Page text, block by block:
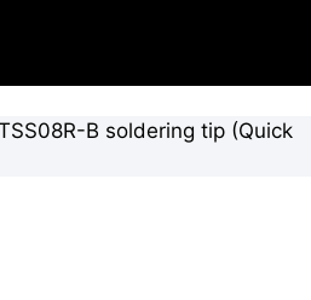
B soldering tip (Quick